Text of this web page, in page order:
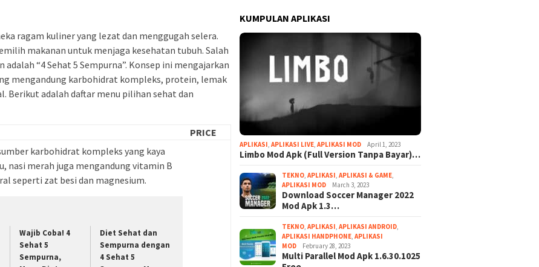
ragam kuliner yang lezat dan menggugah selera.
makanan untuk menjaga kesehatan tubuh. Salah
adalah “4 Sehat 5 Sempurna”. Konsep ini mengajarkan
mengandung karbohidrat kompleks, protein, lemak
Berikut adalah daftar menu pilihan sehat dan
PRICE
karbohidrat kompleks yang kaya
nasi merah juga mengandung vitamin B
seperti zat besi dan magnesium.
Wajib Coba! 4
Sehat 5
Sempurna,
Diet Sehat dan
Sempurna dengan
4 Sehat 5
KUMPULAN APLIKASI
APLIKASI ,APLIKASI LIVE ,APLIKASI MOD April 1, 2023
Limbo Mod Apk (Full Version Tanpa Bayar)…
TEKNO ,APLIKASI ,APLIKASI & GAME
APLIKASI MOD
March 3, 2023
Download Soccer Manager 2022
Mod Apk 1.3…
TEKNO ,APLIKASI ,APLIKASI ANDROID
APLIKASI HANDPHONE ,APLIKASI
MOD
February 28, 2023
Multi Parallel Mod Apk 1.6.30.1025